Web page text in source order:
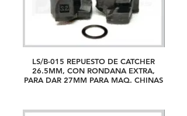
LS/B-015 REPUESTO DE CATCHER
26.5MM, CON RONDANA EXTRA,
PARA DAR 27MM PARA MAQ. CHINAS